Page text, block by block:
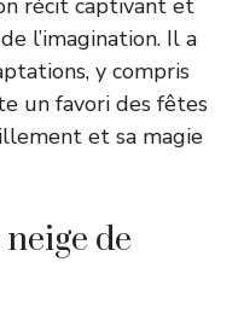
l’imagination. Il a
y compris
un favori des fêtes
et sa magie
de